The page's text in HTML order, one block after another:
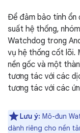
Để đảm bảo tính ổn
suất hệ thống,
Watchdog trong
vụ hệ thống cốt lõi.
nền gốc và một
tương tác với các
tương tác với các
Lưu ý: Mô-đun
dành riêng cho nền